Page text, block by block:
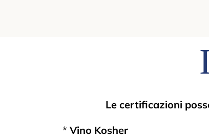
Le certificazioni
* Vino Kosher